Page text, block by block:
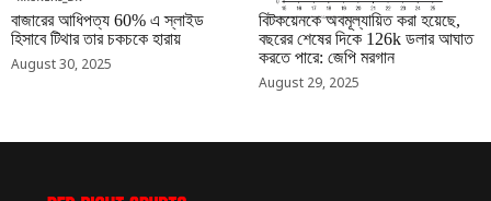
বাজারের আধিপত্য 60% এ স্লাইড
হিসাবে টিথার তার চকচকে হারায়
August 30, 2025
বিটকয়েনকে অবমূল্যায়িত করা হয়েছে,
বছরের শেষের দিকে 126k ডলার আঘাত
করতে পারে: জেপি মরগান
August 29, 2025